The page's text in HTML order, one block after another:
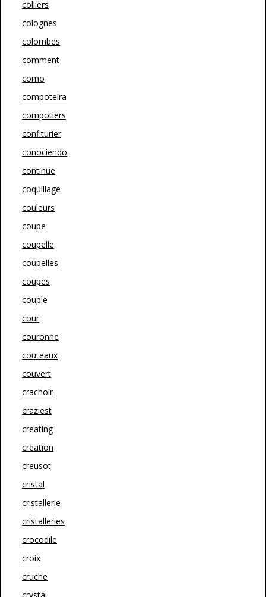
colliers
colognes
colombes
comment
como
compoteira
compotiers
confiturier
conociendo
continue
coquillage
couleurs
coupe
coupelle
coupelles
coupes
couple
cour
couronne
couteaux
couvert
crachoir
craziest
creating
creation
creusot
cristal
cristallerie
cristalleries
crocodile
croix
cruche